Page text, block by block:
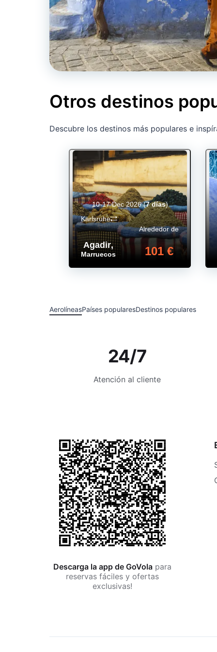
Otros destinos
Descubre los destinos más populares e
Agadir,
Marruecos
Alrededor de
101 €
Karlsruhe
10-17 Dec 2026(7 días)
AerolíneasPaíses popularesDestinos populares
24/7
Atención al cliente
Descarga la app de GoVola para
reservas fáciles y ofertas
exclusivas!